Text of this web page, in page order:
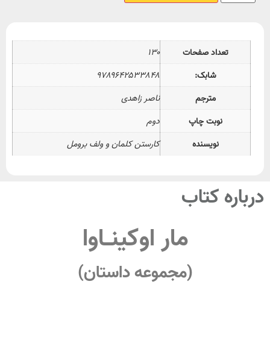
تعداد صفحات
۱۳۰
شابک:
۹۷۸۹۶۴۲۵۳۳۸۴۸
مترجم
ناصر زاهدی
نوبت چاپ
دوم
نویسنده
کارستن کلمان و ولف برومل
درباره کتاب
مار اوکینـاوا
(مجموعه داستان)